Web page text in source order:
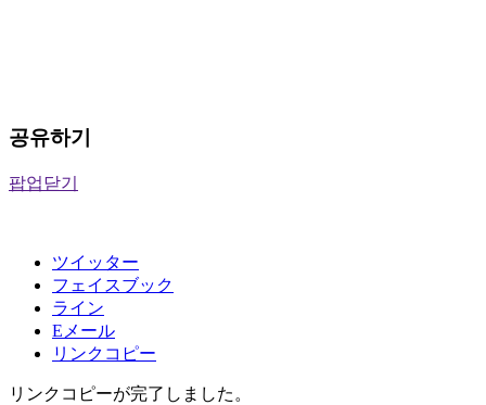
공유하기
팝업닫기
ツイッター
フェイスブック
ライン
Eメール
リンクコピー
リンクコピーが完了しました。